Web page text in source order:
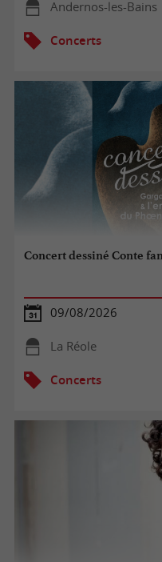
Andernos-les-Bains
Concerts
Concert dessiné Conte
09/08/2026
La Réole
Concerts